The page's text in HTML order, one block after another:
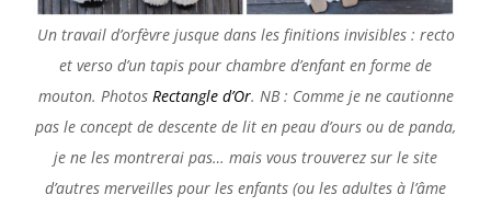
Un travail d’orfèvre jusque dans les finitions invisibles : recto
et verso d’un tapis pour chambre d’enfant en forme de
mouton. Photos Rectangle d’Or. NB : Comme je ne cautionne
pas le concept de descente de lit en peau d’ours ou de panda,
je ne les montrerai pas… mais vous trouverez sur le site
d’autres merveilles pour les enfants (ou les adultes à l’âme